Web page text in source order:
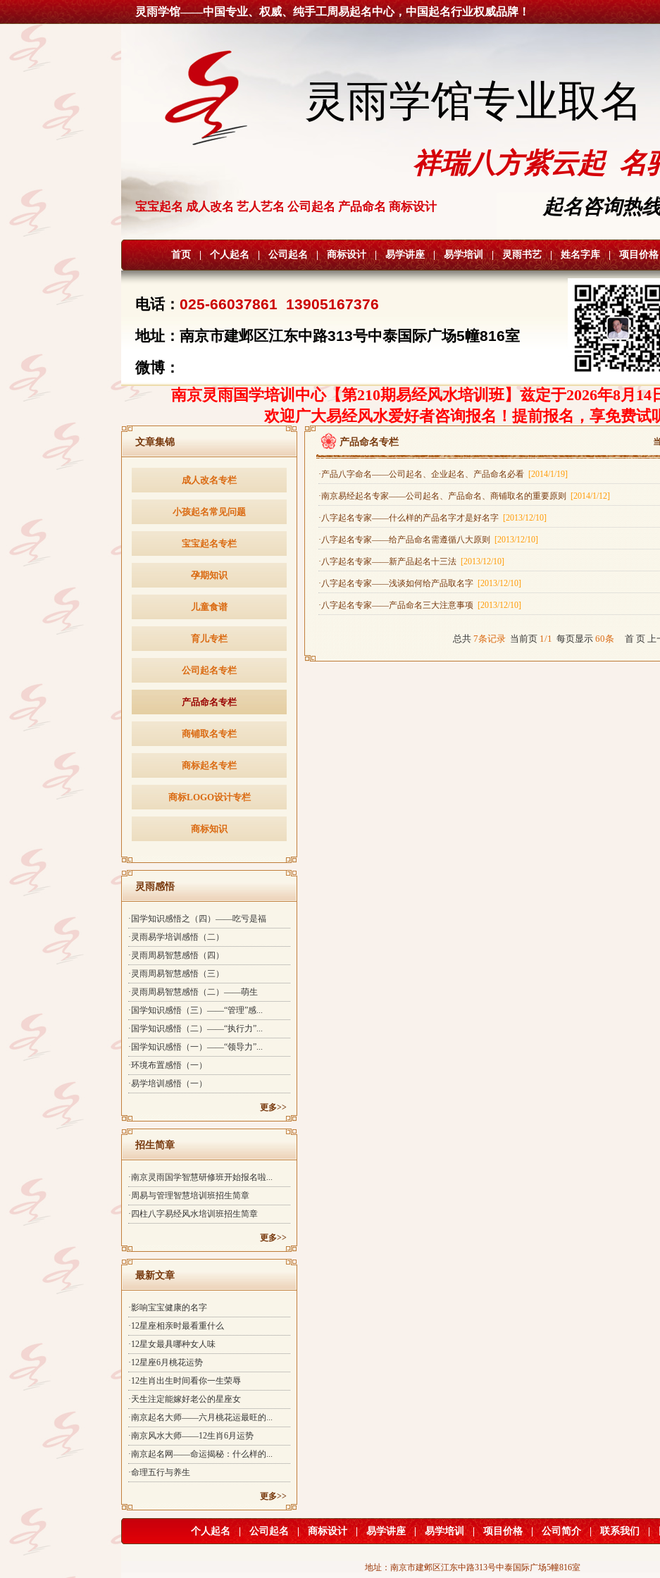
灵雨学馆——中国专业、权威、纯手工周易起名中心，中国起名行业权威品牌！
灵雨学馆专业取名
祥瑞八方紫云起 名
宝宝起名 成人改名 艺人艺名 公司起名 产品命名 商标设计 起名咨询热
首页 | 个人起名 | 公司起名 | 商标设计 | 易学讲座 | 易学培训 | 灵雨书艺 | 姓名字库 | 项目价格
电话： 025-66037861 13905167376
地址：南京市建邺区江东中路313号中泰国际广场5幢816室
微博：
南京灵雨国学培训中心【第210期易经风水培训班】兹定于2026年8月14
欢迎广大易经风水爱好者咨询报名！提前报名，享免费试
文章集锦
成人改名专栏
小孩起名常见问题
宝宝起名专栏
孕期知识
儿童食谱
育儿专栏
公司起名专栏
产品命名专栏
商铺取名专栏
商标起名专栏
商标LOGO设计专栏
商标知识
灵雨感悟
·国学知识感悟之（四）——吃亏是福
·灵雨易学培训感悟（二）
·灵雨周易智慧感悟（四）
·灵雨周易智慧感悟（三）
·灵雨周易智慧感悟（二）——萌生
·国学知识感悟（三）——“管理”感...
·国学知识感悟（二）——“执行力”...
·国学知识感悟（一）——“领导力”...
·环境布置感悟（一）
·易学培训感悟（一）
更多>>
招生简章
·南京灵雨国学智慧研修班开始报名啦...
·周易与管理智慧培训班招生简章
·四柱八字易经风水培训班招生简章
更多>>
最新文章
·影响宝宝健康的名字
·12星座相亲时最看重什么
·12星女最具哪种女人味
·12星座6月桃花运势
·12生肖出生时间看你一生荣辱
·天生注定能嫁好老公的星座女
·南京起名大师——六月桃花运最旺的...
·南京风水大师——12生肖6月运势
·南京起名网——命运揭秘：什么样的...
·命理五行与养生
更多>>
产品命名专栏
·产品八字命名——公司起名、企业起名、产品命名必看 [2014/1/19]
·南京易经起名专家——公司起名、产品命名、商铺取名的重要原则 [2014/1/12]
·八字起名专家——什么样的产品名字才是好名字 [2013/12/10]
·八字起名专家——给产品命名需遵循八大原则 [2013/12/10]
·八字起名专家——新产品起名十三法 [2013/12/10]
·八字起名专家——浅谈如何给产品取名字 [2013/12/10]
·八字起名专家——产品命名三大注意事项 [2013/12/10]
总共7条记录当前页1/1 每页显示60条 首 页 上
个人起名 公司起名 | 商标设计 | 易学讲座 | 易学培训 | 项目价格 | 公司简介 | 联系我们 |
地址：南京市建邺区江东中路313号中泰国际广场5幢816室